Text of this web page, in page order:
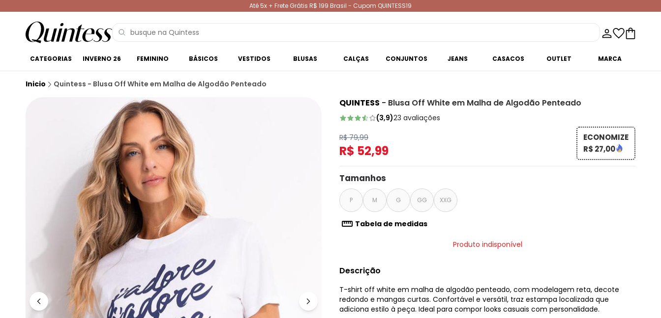
Até 5x + Frete Grátis R$ 199 Brasil - Cupom QUINTESS19
CATEGORIAS INVERNO 26 FEMININO BÁSICOS VESTIDOS BLUSAS CALÇAS CONJUNTOS JEANS CASACOS OUTLET MARCA
Inicio Quintess - Blusa Off White em Malha de Algodão Penteado
QUINTESS - Blusa Off White em Malha de Algodão Penteado
(3,9)23 avaliações
R$ 79,99
R$ 52,99
ECONOMIZE
R$ 27,00
Tamanhos
P M G GG XXG
Tabela de medidas
Produto indisponível
Descrição
T-shirt off white em malha de algodão penteado, com modelagem reta, decote
redondo e mangas curtas. Confortável e versátil, traz estampa localizada que
adiciona estilo à peça. Ideal para compor looks casuais com personalidade.